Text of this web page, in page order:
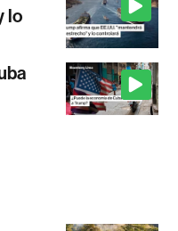
lo